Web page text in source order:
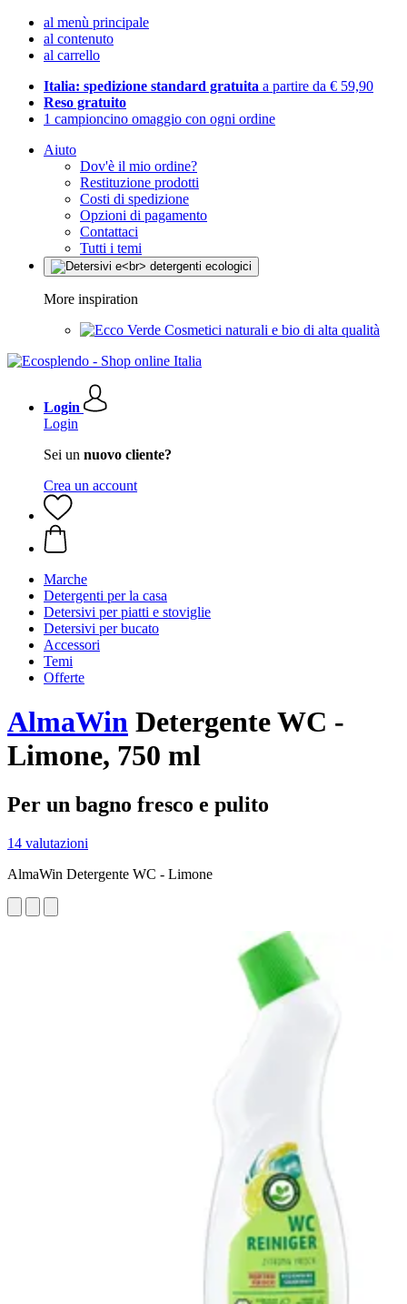
al menù principale
al contenuto
al carrello
Italia: spedizione standard gratuita a partire da € 59,90
Reso gratuito
1 campioncino omaggio con ogni ordine
Aiuto
Dov'è il mio ordine?
Restituzione prodotti
Costi di spedizione
Opzioni di pagamento
Contattaci
Tutti i temi
More inspiration
Cosmetici naturali e bio di alta qualità
Login
Login
Sei un nuovo cliente?
Crea un account
Marche
Detergenti per la casa
Detersivi per piatti e stoviglie
Detersivi per bucato
Accessori
Temi
Offerte
AlmaWin Detergente WC -
Limone, 750 ml
Per un bagno fresco e pulito
14 valutazioni
AlmaWin Detergente WC - Limone